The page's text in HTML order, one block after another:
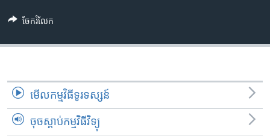
ចែករំលែក
មើល​កម្មវិធី​ទូរទស្សន៍
ចុចស្តាប់កម្មវិធីវិទ្យុ